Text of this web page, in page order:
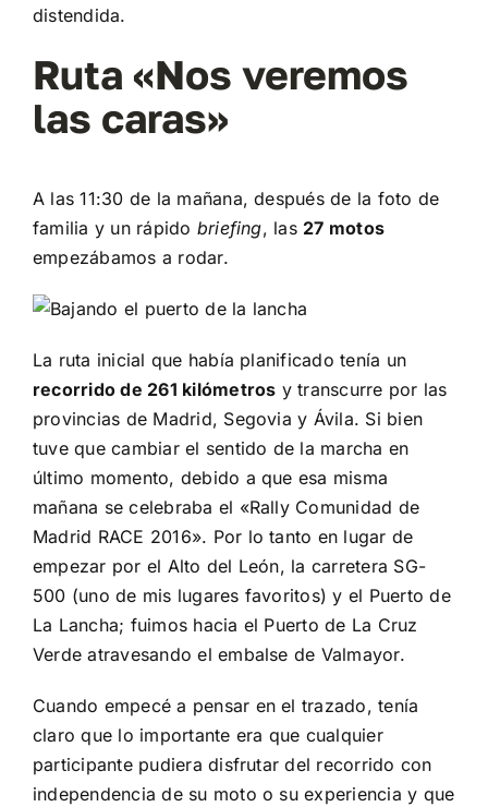
distendida.
Ruta «Nos veremos
las caras»
A las 11:30 de la mañana, después de la foto de
familia y un rápido briefing, las 27 motos
empezábamos a rodar.
La ruta inicial que había planificado tenía un
recorrido de 261 kilómetros y transcurre por las
provincias de Madrid, Segovia y Ávila. Si bien
tuve que cambiar el sentido de la marcha en
último momento, debido a que esa misma
mañana se celebraba el «Rally Comunidad de
Madrid RACE 2016». Por lo tanto en lugar de
empezar por el Alto del León, la carretera SG-
500 (uno de mis lugares favoritos) y el Puerto de
La Lancha; fuimos hacia el Puerto de La Cruz
Verde atravesando el embalse de Valmayor.
Cuando empecé a pensar en el trazado, tenía
claro que lo importante era que cualquier
participante pudiera disfrutar del recorrido con
independencia de su moto o su experiencia y que